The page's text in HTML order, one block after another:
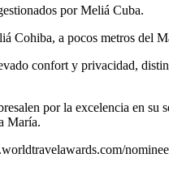
por Meliá Cuba.
Cohiba, a pocos metros del
confort y privacidad,
por la excelencia en su
María.